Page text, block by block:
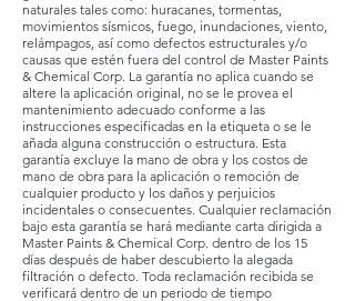
naturales tales como: huracanes, tormentas,
movimientos sísmicos, fuego, inundaciones, viento,
relámpagos, así como defectos estructurales y/o
causas que estén fuera del control de Master Paints
& Chemical Corp. La garantía no aplica cuando se
altere la aplicación original, no se le provea el
mantenimiento adecuado conforme a las
instrucciones especificadas en la etiqueta o se le
añada alguna construcción o estructura. Esta
garantía excluye la mano de obra y los costos de
mano de obra para la aplicación o remoción de
cualquier producto y los daños y perjuicios
incidentales o consecuentes. Cualquier reclamación
bajo esta garantía se hará mediante carta dirigida a
Master Paints & Chemical Corp. dentro de los 15
días después de haber descubierto la alegada
filtración o defecto. Toda reclamación recibida se
verificará dentro de un periodo de tiempo